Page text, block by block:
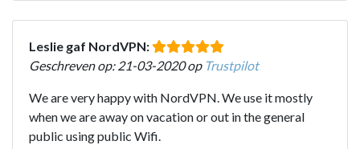
Leslie gaf NordVPN:
Geschreven op: 21-03-2020 op Trustpilot
We are very happy with NordVPN. We use it mostly
when we are away on vacation or out in the general
public using public Wifi.